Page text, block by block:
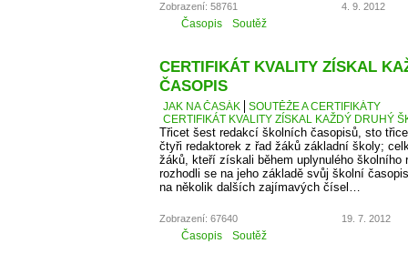
Zobrazení: 58761 4. 9. 2012
Časopis Soutěž
CERTIFIKÁT KVALITY ZÍSKAL
ČASOPIS
JAK NA ČASÁK
SOUTĚŽE A CERTIFIKÁTY
CERTIFIKÁT KVALITY ZÍSKAL KAŽDÝ DRUHÝ
Třicet šest redakcí školních časopisů, sto
čtyři redaktorek z řad žáků základní školy;
žáků, kteří získali během uplynulého školního
rozhodli se na jeho základě svůj školní
na několik dalších zajímavých čísel…
Zobrazení: 67640 19. 7. 2012
Časopis Soutěž